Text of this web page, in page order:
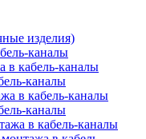
изделия)
каналы
в кабель-каналы
каналы
в кабель-каналы
каналы
в кабель-каналы